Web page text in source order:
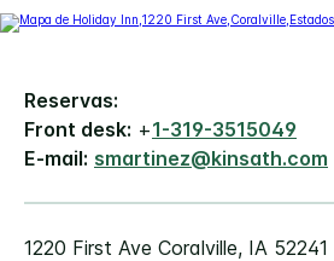
Reservas:
Front desk: +1-319-3515049
E-mail: smartinez@kinsath.com
1220 First Ave Coralville, IA 52241